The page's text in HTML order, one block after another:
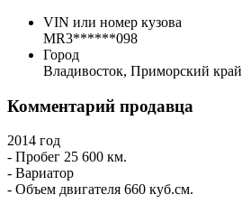
VIN или номер кузова
MR3******098
Город
Владивосток, Приморский край
Комментарий продавца
2014 год
- Пробег 25 600 км.
- Вариатор
- Объем двигателя 660 куб.см.